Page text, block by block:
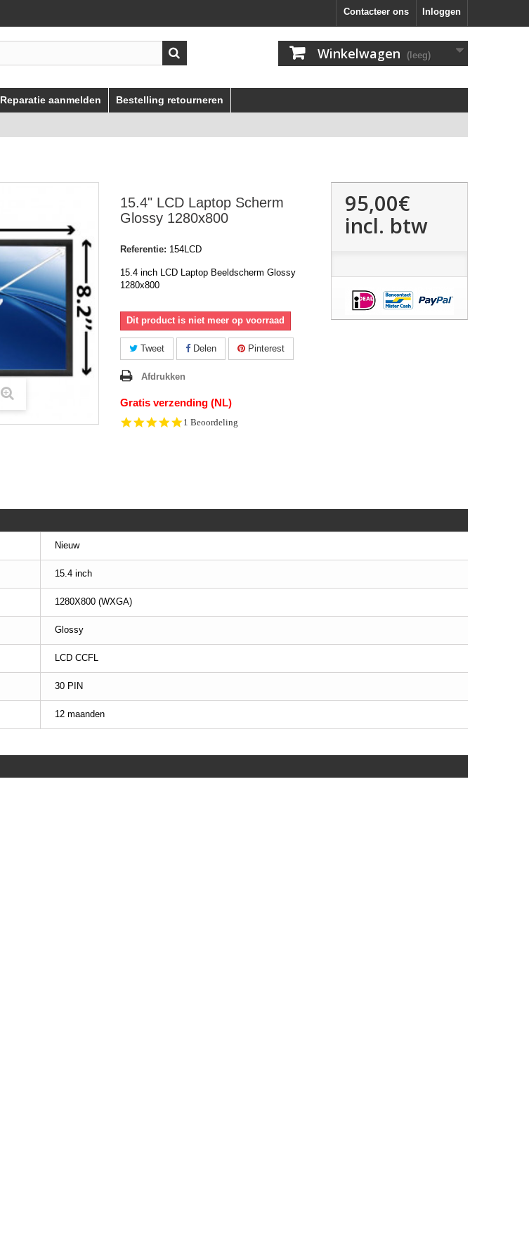
Inloggen
Contacteer ons
Winkelwagen (leeg)
Reparatie aanmelden Bestelling retourneren
15.4" LCD Laptop Scherm
Glossy 1280x800
Referentie: 154LCD
15.4 inch LCD Laptop Beeldscherm Glossy
1280x800
Dit product is niet meer op voorraad
Tweet Delen Pinterest
Afdrukken
Gratis verzending (NL)
5.0
1 Beoordeling
95,00€
incl. btw
Nieuw
15.4 inch
1280X800 (WXGA)
Glossy
LCD CCFL
30 PIN
12 maanden